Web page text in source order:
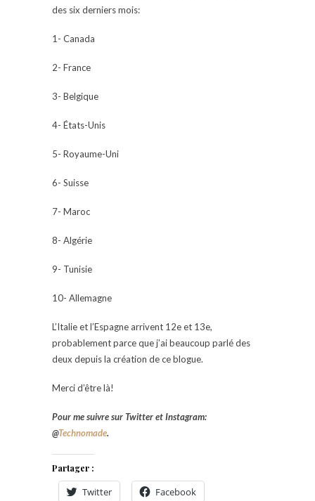
des six derniers mois:
1- Canada
2- France
3- Belgique
4- États-Unis
5- Royaume-Uni
6- Suisse
7- Maroc
8- Algérie
9- Tunisie
10- Allemagne
L’Italie et l’Espagne arrivent 12e et 13e,
probablement parce que j’ai beaucoup parlé des
deux depuis la création de ce blogue.
Merci d’être là!
Pour me suivre sur Twitter et Instagram:
@Technomade.
Partager :
Twitter Facebook